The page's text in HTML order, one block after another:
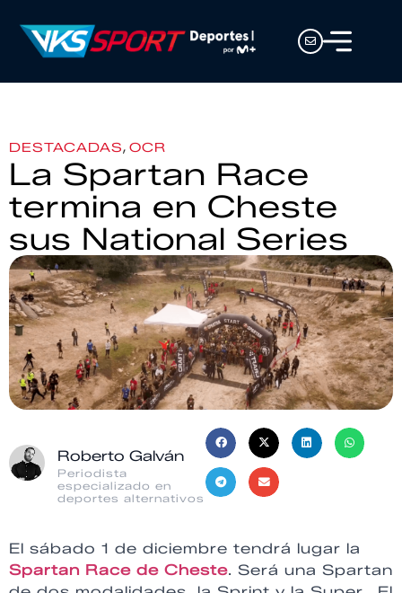
DESTACADAS, OCR
La Spartan Race
termina en Cheste
sus National Series
Roberto Galván
Periodista
especializado en
deportes alternativos
El sábado 1 de diciembre tendrá lugar la
Spartan Race de Cheste. Será una Spartan